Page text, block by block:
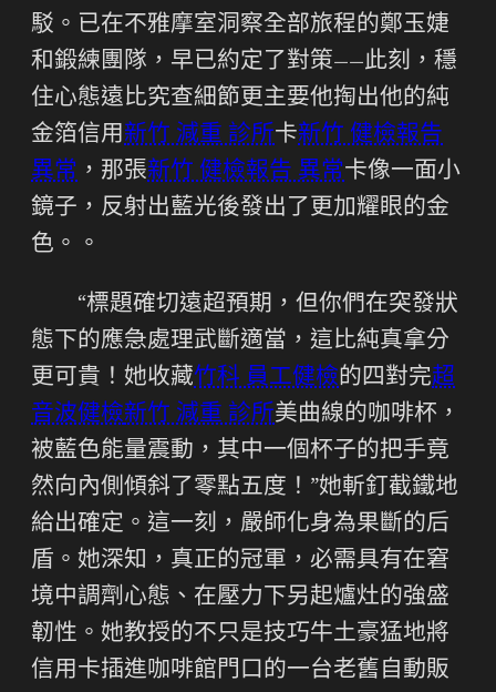
駁。已在不雅摩室洞察全部旅程的鄭玉婕
和鍛練團隊，早已約定了對策——此刻，穩
住心態遠比究查細節更主要他掏出他的純
金箔信用新竹 減重 診所卡新竹 健檢報告
異常 ，那張新竹 健檢報告 異常卡像一面小
鏡子，反射出藍光後發出了更加耀眼的金
色。。
“標題確切遠超預期，但你們在突發狀
態下的應急處理武斷適當，這比純真拿分
更可貴！她收藏竹科 員工健檢的四對完超
音波健檢新竹 減重 診所美曲線的咖啡杯，
被藍色能量震動，其中一個杯子的把手竟
然向內側傾斜了零點五度！”她斬釘截鐵地
給出確定。這一刻，嚴師化身為果斷的后
盾。她深知，真正的冠軍，必需具有在窘
境中調劑心態、在壓力下另起爐灶的強盛
韌性。她教授的不只是技巧牛土豪猛地將
信用卡插進咖啡館門口的一台老舊自動販